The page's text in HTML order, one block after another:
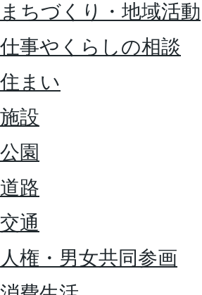
まちづくり・地域活動
仕事やくらしの相談
住まい
施設
公園
道路
交通
人権・男女共同参画